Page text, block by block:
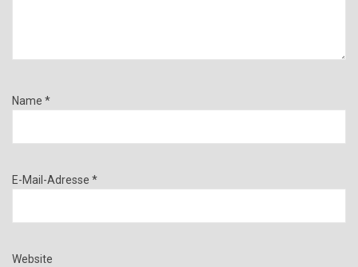
Name *
E-Mail-Adresse *
Website